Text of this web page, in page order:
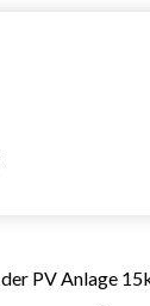
PV Anlage